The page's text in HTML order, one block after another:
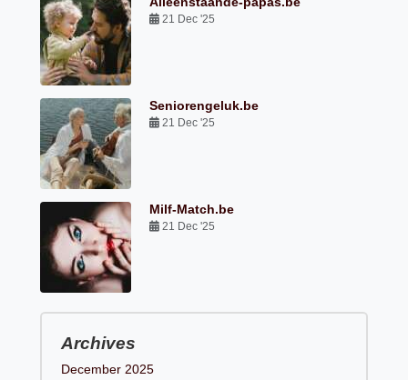
21 Dec '25
Seniorengeluk.be
21 Dec '25
Milf-Match.be
21 Dec '25
Archives
December 2025